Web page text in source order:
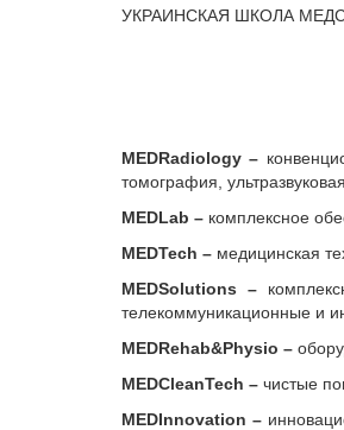
УКРАИНСКАЯ ШКОЛА
MEDRadiology –
томография,
MEDLab – комплексное
MEDTech – медицинская
MEDSolutions –
телекоммуникационные и
MEDRehab&Physio –
MEDСleanTech – чистые
MEDInnovation –